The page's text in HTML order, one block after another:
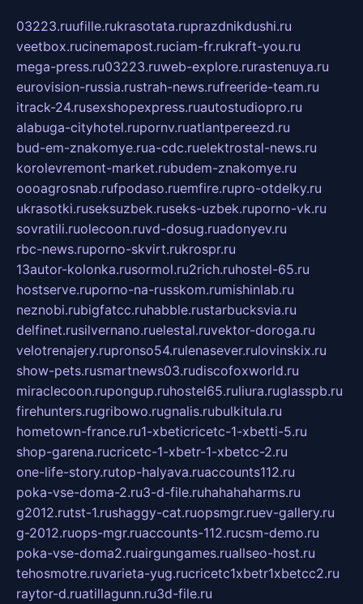
03223.ruufille.rukrasotata.ruprazdnikdushi.ru
veetbox.rucinemapost.ruciam-fr.rukraft-you.ru
mega-press.ru03223.ruweb-explore.rurastenuya.ru
eurovision-russia.rustrah-news.rufreeride-team.ru
itrack-24.rusexshopexpress.ruautostudiopro.ru
alabuga-cityhotel.rupornv.ruatlantpereezd.ru
bud-em-znakomye.rua-cdc.ruelektrostal-news.ru
korolevremont-market.rubudem-znakomye.ru
oooagrosnab.rufpodaso.ruemfire.rupro-otdelky.ru
ukrasotki.ruseksuzbek.ruseks-uzbek.ruporno-vk.ru
sovratili.ruolecoon.ruvd-dosug.ruadonyev.ru
rbc-news.ruporno-skvirt.rukrospr.ru
13autor-kolonka.rusormol.ru2rich.ruhostel-65.ru
hostserve.ruporno-na-russkom.rumishinlab.ru
neznobi.rubigfatcc.ruhabble.rustarbucksvia.ru
delfinet.rusilvernano.ruelestal.ruvektor-doroga.ru
velotrenajery.rupronso54.rulenasever.rulovinskix.ru
show-pets.rusmartnews03.rudiscofoxworld.ru
miraclecoon.rupongup.ruhostel65.ruliura.ruglasspb.ru
firehunters.rugribowo.rugnalis.rubulkitula.ru
hometown-france.ru1-xbeticricetc-1-xbetti-5.ru
shop-garena.rucricetc-1-xbetr-1-xbetcc-2.ru
one-life-story.rutop-halyava.ruaccounts112.ru
poka-vse-doma-2.ru3-d-file.ruhahahaharms.ru
g2012.rutst-1.rushaggy-cat.ruopsmgr.ruev-gallery.ru
g-2012.ruops-mgr.ruaccounts-112.rucsm-demo.ru
poka-vse-doma2.ruairgungames.ruallseo-host.ru
tehosmotre.ruvarieta-yug.rucricetc1xbetr1xbetcc2.ru
raytor-d.ruatillagunn.ru3d-file.ru